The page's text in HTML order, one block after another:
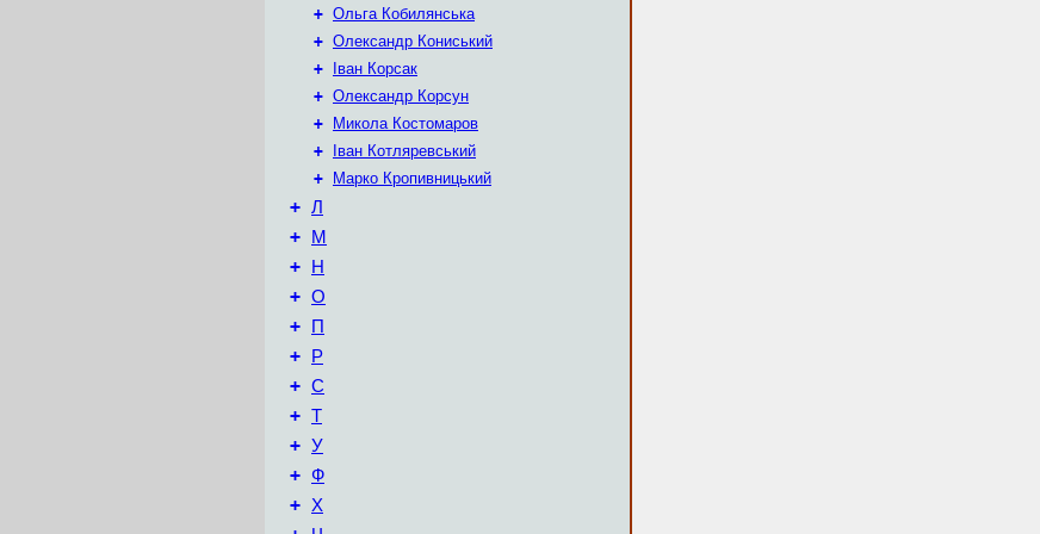
+ Ольга Кобилянська
+ Олександр Кониський
+
Іван Корсак
+ Олександр Корсун
+
Микола Костомаров
+
Іван Котляревський
+
Марко Кропивницький
+ Л
+ М
+ Н
+ О
+ П
+ Р
+ С
+ Т
+ У
+ Ф
+ Х